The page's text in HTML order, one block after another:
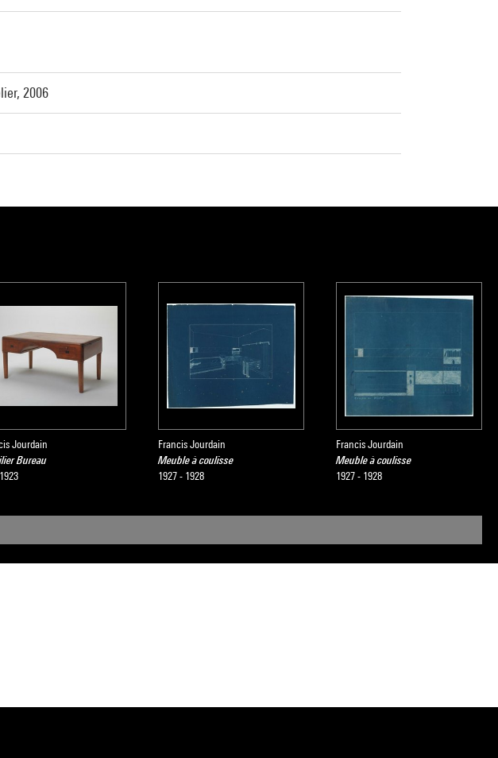
2006
Jourdain
Bureau
Francis Jourdain
Meuble à coulisse
1927 - 1928
Francis Jourdain
Meuble à coulisse
1927 - 1928